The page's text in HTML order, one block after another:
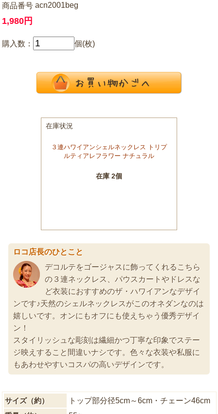
商品番号acn2001beg
1,980円
購入数： 個(枚)
ロコ店長のひとこと
デコルテをゴージャスに飾ってくれるこちら
の３連ネックレス、パウスカートやドレスな
ど衣装におすすめのザ・ハワイアンなデザイ
ンです♪天然のシェルネックレスがこのオネダンなのは
嬉しいです。オンにもオフにも使えちゃう優秀デザイ
ン！
スタイリッシュな彫刻は繊細かつ丁寧な印象でステー
ジ映えすること間違いナシです。色々な衣装や私服に
もあわせやすいコスパの高いデザインです。
サイズ（約）
トップ部分径5cm～6cm・チェーン46cm